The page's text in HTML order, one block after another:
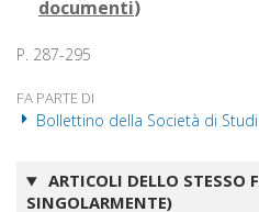
documenti)
P. 287-295
FA PARTE DI
Bollettino della Società di
ARTICOLI DELLO STESSO
SINGOLARMENTE)